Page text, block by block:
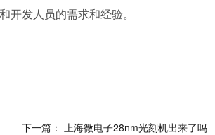
发人员的需求和经验。
下一篇： 上海微电子28nm光刻机出来了吗